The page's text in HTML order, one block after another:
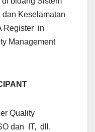
dan Keselamatan
Register in
Management
Quality
dan IT, dll.